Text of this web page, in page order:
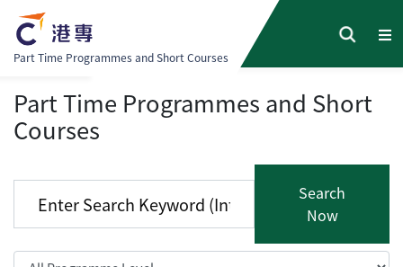
Part Time Programmes and Short Courses
Part Time Programmes and Short
Courses
Search
Now